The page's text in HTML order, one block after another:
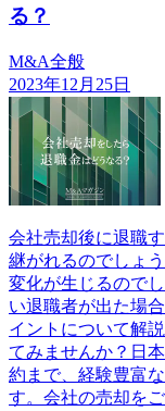
る？
M&A全般
2023年12月25日
会社売却後に退職
継がれるのでしょ
変化が生じるので
い退職者が出た場
イントについて解
てみませんか？日
約まで、経験豊富
す。会社の売却を